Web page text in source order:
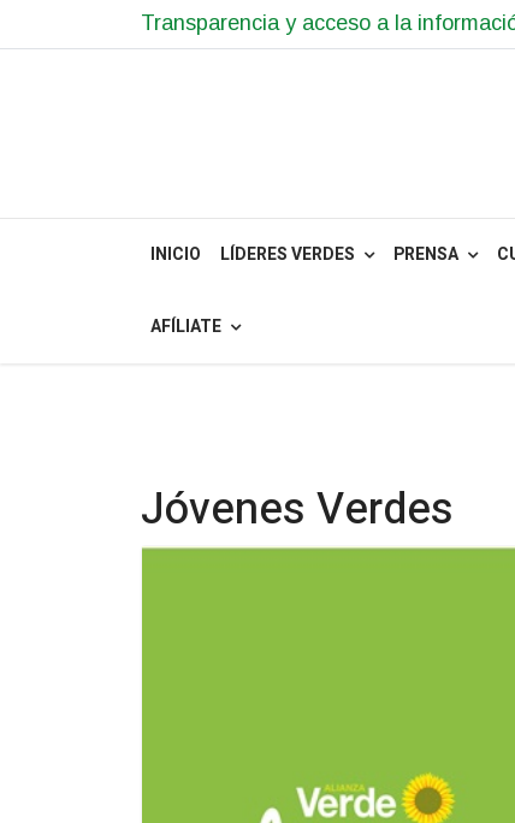
Transparencia y acceso a la
INICIO LÍDERES VERDES PRENSA
AFÍLIATE
Jóvenes Verdes